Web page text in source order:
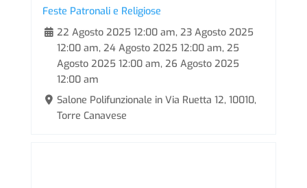
Feste Patronali e Religiose
22 Agosto 2025 12:00 am, 23 Agosto 2025
12:00 am, 24 Agosto 2025 12:00 am, 25
Agosto 2025 12:00 am, 26 Agosto 2025
12:00 am
Salone Polifunzionale in Via Ruetta 12, 10010,
Torre Canavese